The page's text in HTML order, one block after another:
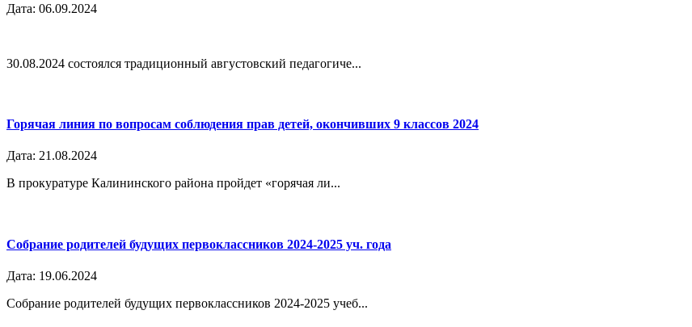
Дата: 06.09.2024
30.08.2024 состоялся традиционный августовский педагогиче...
Горячая линия по вопросам соблюдения прав детей, окончивших 9 классов 2024
Дата: 21.08.2024
В прокуратуре Калининского района пройдет «горячая ли...
Собрание родителей будущих первоклассников 2024-2025 уч. года
Дата: 19.06.2024
Собрание родителей будущих первоклассников 2024-2025 учеб...